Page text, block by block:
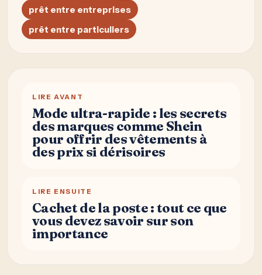
prêt entre entreprises
prêt entre particuliers
LIRE AVANT
Mode ultra-rapide : les secrets
des marques comme Shein
pour offrir des vêtements à
des prix si dérisoires
LIRE ENSUITE
Cachet de la poste : tout ce que
vous devez savoir sur son
importance